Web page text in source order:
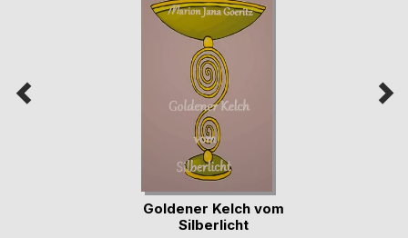
Goldener Kelch vom
Silberlicht